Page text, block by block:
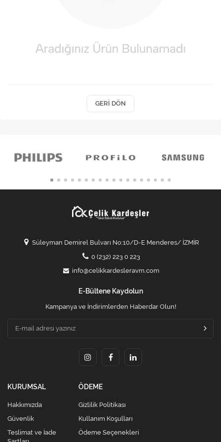
Ev Tekstili
GERI DÖN
Süleyman Demirel Bulvarı No:10/D-E Menderes/ İZMİR
0 (232) 223 0 223
info@celikkardesleravm.com
E-Bültene Kaydolun
Kampanya ve İndirimlerden Haberdar Olun!
KURUMSAL
Hakkımızda
Güvenlik
Teslimat ve İade
ÖDEME
Gizlilik Politikası
Kullanım Koşulları
Ödeme Seçenekleri